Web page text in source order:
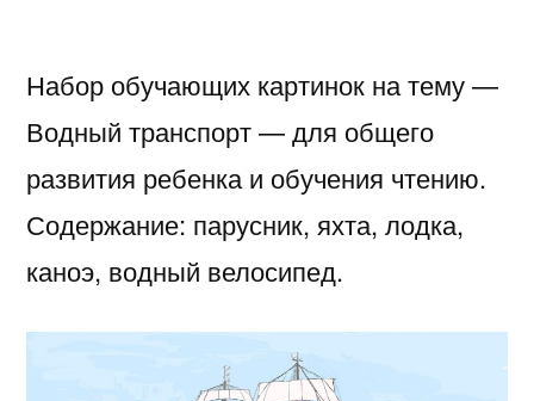
Набор обучающих картинок на тему —
Водный транспорт — для общего
развития ребенка и обучения чтению.
Содержание: парусник, яхта, лодка,
каноэ, водный велосипед.